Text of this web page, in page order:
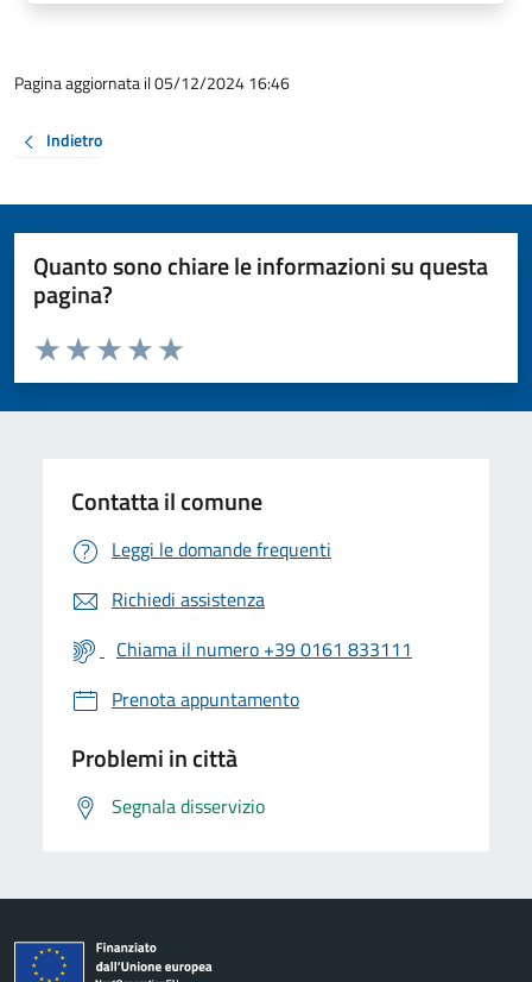
Pagina aggiornata il 05/12/2024 16:46
Indietro
Quanto sono chiare le informazioni su questa
pagina?
Valuta da 1 a 5 stelle la pagina
Valuta 5 stelle su 5
Valuta 4 stelle su 5
Valuta 3 stelle su 5
Valuta 2 stelle su 5
Valuta 1 stelle su 5
Contatta il comune
Leggi le domande frequenti
Richiedi assistenza
Chiama il numero +39 0161 833111
Prenota appuntamento
Problemi in città
Segnala disservizio